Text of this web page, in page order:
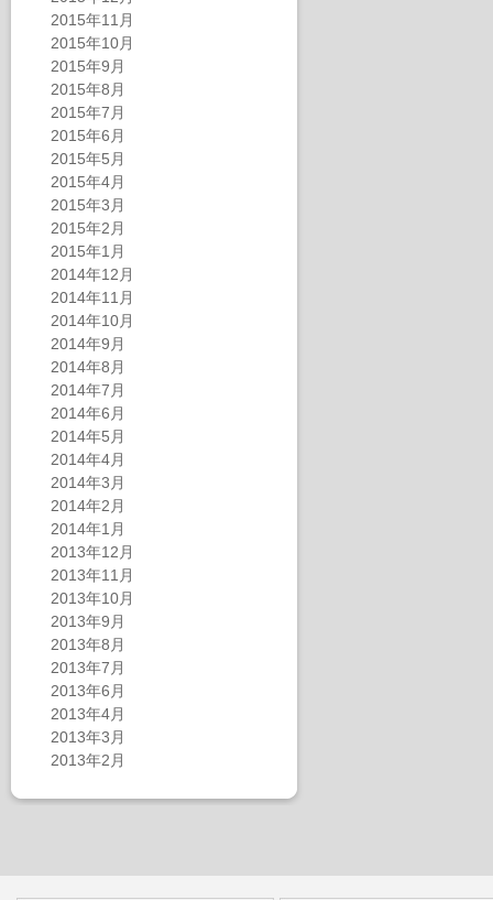
2015年11月
2015年10月
2015年9月
2015年8月
2015年7月
2015年6月
2015年5月
2015年4月
2015年3月
2015年2月
2015年1月
2014年12月
2014年11月
2014年10月
2014年9月
2014年8月
2014年7月
2014年6月
2014年5月
2014年4月
2014年3月
2014年2月
2014年1月
2013年12月
2013年11月
2013年10月
2013年9月
2013年8月
2013年7月
2013年6月
2013年4月
2013年3月
2013年2月